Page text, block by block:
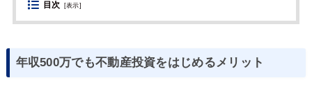
目次 [表示]
年収500万でも不動産投資をはじめるメリット